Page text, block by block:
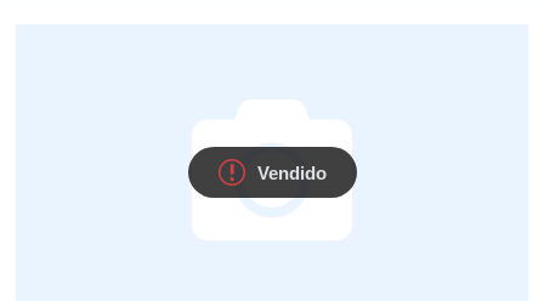
Vendido